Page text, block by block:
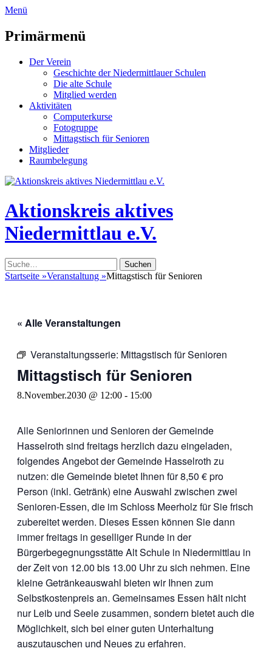
zum
überspringen
Menü
Primärmenü
Der Verein
Geschichte der Niedermittlauer Schulen
Die alte Schule
Mitglied werden
Aktivitäten
Computerkurse
Fotogruppe
Mittagstisch für Senioren
Mitglieder
Raumbelegung
Header
Aktionskreis aktives
Niedermittlau e.V.
Suche
nach:
Startseite »Veranstaltung »Mittagstisch für Senioren
« Alle Veranstaltungen
Veranstaltungsserie: Mittagstisch für Senioren
Mittagstisch für Senioren
8.November.2030 @ 12:00 - 15:00
Alle Seniorinnen und Senioren der Gemeinde
Hasselroth sind freitags herzlich dazu eingeladen,
folgendes Angebot der Gemeinde Hasselroth zu
nutzen: die Gemeinde bietet Ihnen für 8,50 € pro
Person (inkl. Getränk) eine Auswahl zwischen zwei
Senioren-Essen, die im Schloss Meerholz für Sie frisch
zubereitet werden. Dieses Essen können Sie dann
immer freitags in geselliger Runde in der
Bürgerbegegnungsstätte Alt Schule in Niedermittlau in
der Zeit von 12.00 bis 13.00 Uhr zu sich nehmen. Eine
kleine Getränkeauswahl bieten wir Ihnen zum
Selbstkostenpreis an. Gemeinsames Essen hält nicht
nur Leib und Seele zusammen, sondern bietet auch die
Möglichkeit, sich bei einer guten Unterhaltung
auszutauschen und Neues zu erfahren.